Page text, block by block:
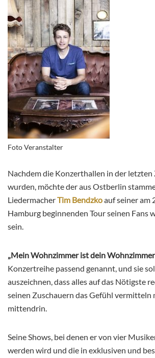
Foto Veranstalter
Nachdem die Konzerthallen in der
wurden, möchte der aus Ostberlin
LiedermacherTim Bendzkoauf seiner am
Hamburg beginnenden Tour seinen Fans
sein.
„Mein Wohnzimmer ist dein
Konzertreihe passend genannt, und sie
auszeichnen, dass alles auf das Nötigste
seinen Zuschauern das Gefühl vermitteln
mittendrin.
Seine Shows, bei denen er von vier
werden wird und die in exklusiven und